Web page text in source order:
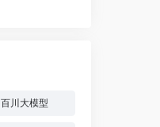
百川大模型